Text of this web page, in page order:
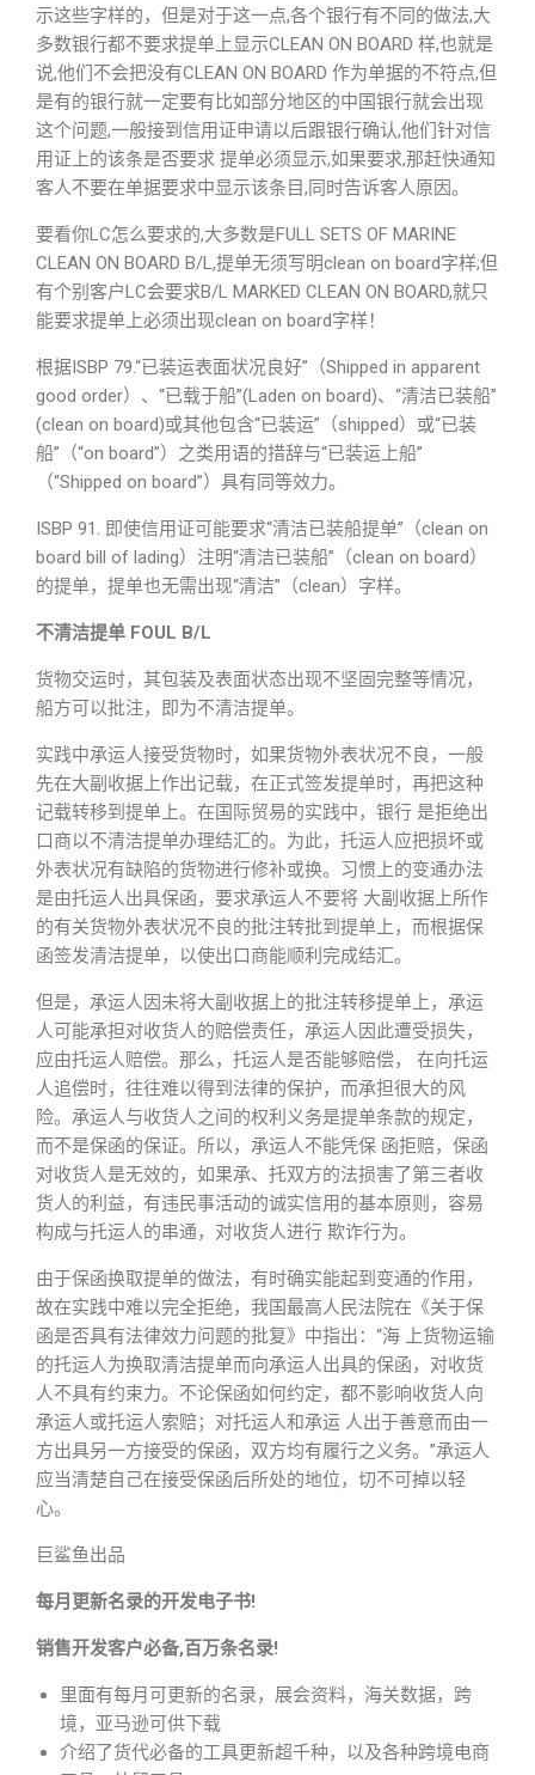
示这些字样的，但是对于这一点,各个银行有不同的做法,大
多数银行都不要求提单上显示CLEAN ON BOARD 样,也就是
说,他们不会把没有CLEAN ON BOARD 作为单据的不符点,但
是有的银行就一定要有比如部分地区的中国银行就会出现
这个问题,一般接到信用证申请以后跟银行确认,他们针对信
用证上的该条是否要求 提单必须显示,如果要求,那赶快通知
客人不要在单据要求中显示该条目,同时告诉客人原因。
要看你LC怎么要求的,大多数是FULL SETS OF MARINE
CLEAN ON BOARD B/L,提单无须写明clean on board字样;但
有个别客户LC会要求B/L MARKED CLEAN ON BOARD,就只
能要求提单上必须出现clean on board字样！
根据ISBP 79.“已装运表面状况良好”（Shipped in apparent
good order）、“已载于船”(Laden on board)、“清洁已装船”
(clean on board)或其他包含“已装运”（shipped）或“已装
船”（“on board”）之类用语的措辞与“已装运上船”
（“Shipped on board”）具有同等效力。
ISBP 91. 即使信用证可能要求“清洁已装船提单”（clean on
board bill of lading）注明“清洁已装船”（clean on board）
的提单，提单也无需出现“清洁”（clean）字样。
不清洁提单 FOUL B/L
货物交运时，其包装及表面状态出现不坚固完整等情况，
船方可以批注，即为不清洁提单。
实践中承运人接受货物时，如果货物外表状况不良，一般
先在大副收据上作出记载，在正式签发提单时，再把这种
记载转移到提单上。在国际贸易的实践中，银行 是拒绝出
口商以不清洁提单办理结汇的。为此，托运人应把损坏或
外表状况有缺陷的货物进行修补或换。习惯上的变通办法
是由托运人出具保函，要求承运人不要将 大副收据上所作
的有关货物外表状况不良的批注转批到提单上，而根据保
函签发清洁提单，以使出口商能顺利完成结汇。
但是，承运人因未将大副收据上的批注转移提单上，承运
人可能承担对收货人的赔偿责任，承运人因此遭受损失，
应由托运人赔偿。那么，托运人是否能够赔偿， 在向托运
人追偿时，往往难以得到法律的保护，而承担很大的风
险。承运人与收货人之间的权利义务是提单条款的规定，
而不是保函的保证。所以，承运人不能凭保 函拒赔，保函
对收货人是无效的，如果承、托双方的法损害了第三者收
货人的利益，有违民事活动的诚实信用的基本原则，容易
构成与托运人的串通，对收货人进行 欺诈行为。
由于保函换取提单的做法，有时确实能起到变通的作用，
故在实践中难以完全拒绝，我国最高人民法院在《关于保
函是否具有法律效力问题的批复》中指出：“海 上货物运输
的托运人为换取清洁提单而向承运人出具的保函，对收货
人不具有约束力。不论保函如何约定，都不影响收货人向
承运人或托运人索赔；对托运人和承运 人出于善意而由一
方出具另一方接受的保函，双方均有履行之义务。”承运人
应当清楚自己在接受保函后所处的地位，切不可掉以轻
心。
巨鲨鱼出品
每月更新名录的开发电子书!
销售开发客户必备,百万条名录!
里面有每月可更新的名录，展会资料，海关数据，跨
境，亚马逊可供下载
介绍了货代必备的工具更新超千种，以及各种跨境电商